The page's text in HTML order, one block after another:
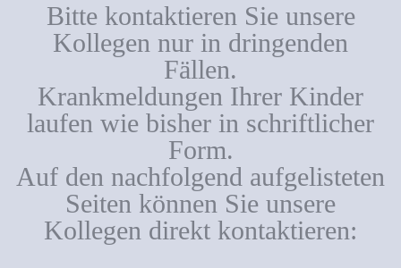
Bitte kontaktieren Sie unsere
Kollegen nur in dringenden
Fällen.
Krankmeldungen Ihrer Kinder
laufen wie bisher in schriftlicher
Form.
Auf den nachfolgend aufgelisteten
Seiten können Sie unsere
Kollegen direkt kontaktieren: